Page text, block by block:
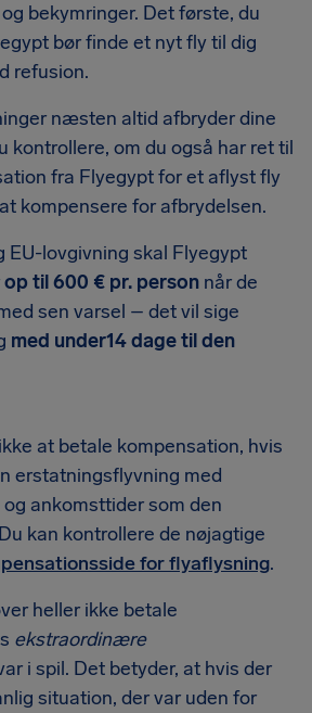
bekymringer. Det første, du
bør finde et nyt fly til dig
refusion.
næsten altid afbryder dine
kontrollere, om du også har ret til
fra Flyegypt for et aflyst fly
kompensere for afbrydelsen.
EU-lovgivning skal Flyegypt
op til 600 € pr. person når de
sen varsel – det vil sige
med under14 dage til den
at betale kompensation, hvis
erstatningsflyvning med
ankomsttider som den
kan kontrollere de nøjagtige
for flyaflysning.
heller ikke betale
ekstraordinære
i spil. Det betyder, at hvis der
situation, der var uden for